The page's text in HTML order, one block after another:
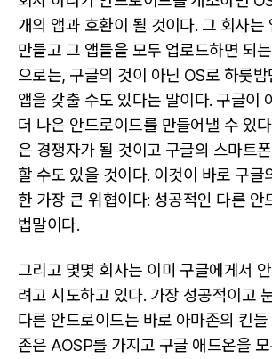
개의 앱과 호환이 될 것이다. 그 회사는
만들고 그 앱들을 모두 업로드하면 되
으로는, 구글의 것이 아닌 OS로 하룻밤
앱을 갖출 수도 있다는 말이다. 구글이
더 나은 안드로이드를 만들어낼 수 있
은 경쟁자가 될 것이고 구글의 스마트
할 수도 있을 것이다. 이것이 바로 구글
한 가장 큰 위협이다: 성공적인 다른 안
법말이다.
그리고 몇몇 회사는 이미 구글에게서
려고 시도하고 있다. 가장 성공적이고
다른 안드로이드는 바로 아마존의 킨
존은 AOSP를 가지고 구글 애드온을